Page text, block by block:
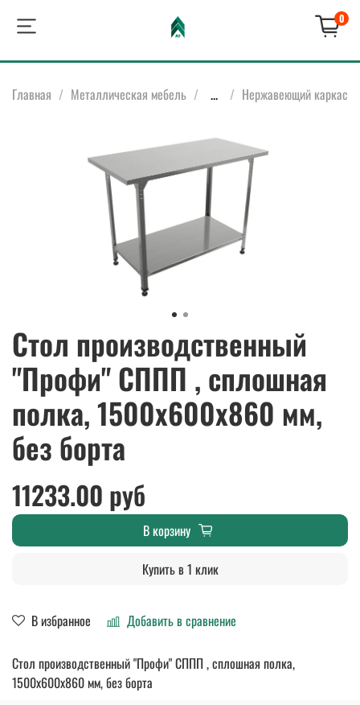
0
Главная Металлическая мебель ... Нержавеющий каркас
Стол производственный
"Профи" СППП , сплошная
полка, 1500х600х860 мм,
без борта
В избранное Добавить в сравнение
11233.00 руб
В корзину
Купить в 1 клик
Стол производственный "Профи" СППП , сплошная полка,
1500х600х860 мм, без борта